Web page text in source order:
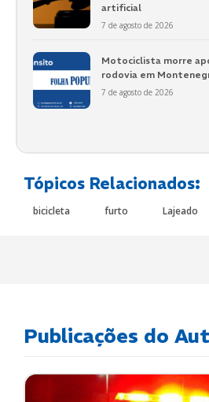
artificial
7 de agosto de 2026
Motociclista morre
rodovia em
7 de agosto de 2026
Tópicos Relacionados:
bicicleta furto Lajeado
Publicações do